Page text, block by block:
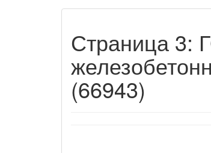
Страница 3:
(66943)